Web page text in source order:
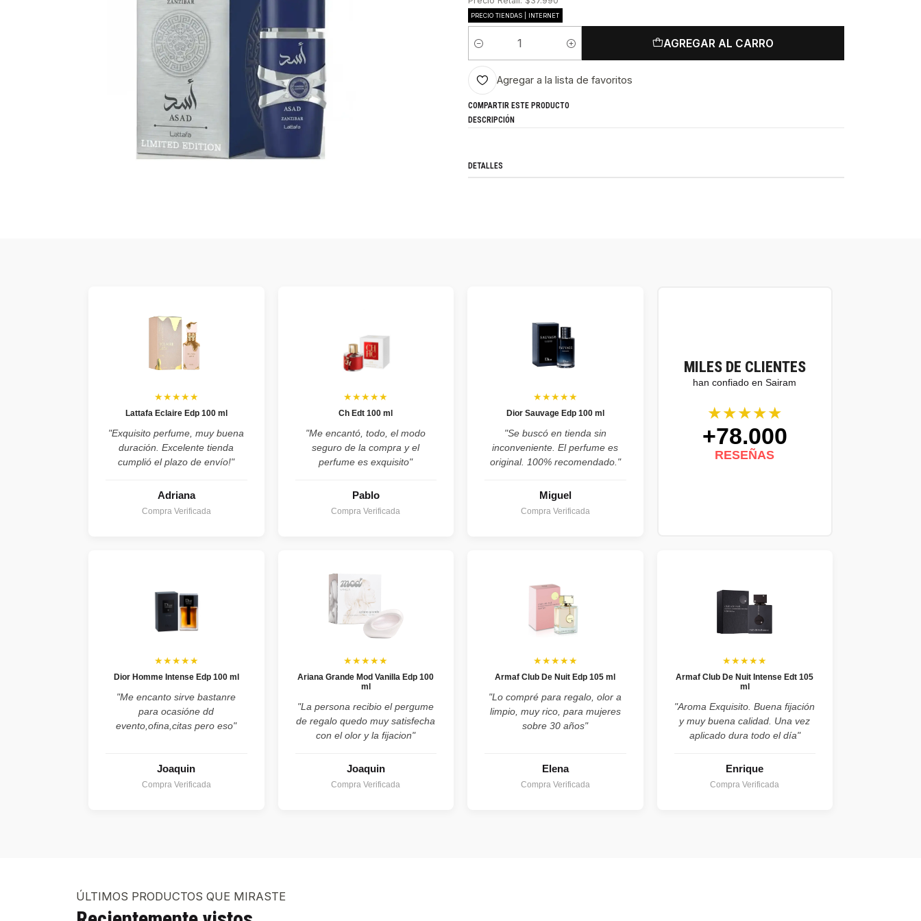
PRECIO TIENDAS | INTERNET
Cantidad
AGREGAR AL CARRO
Agregar a la lista de favoritos
COMPARTIR ESTE PRODUCTO
DESCRIPCIÓN
DETALLES
MILES DE CLIENTES
han confiado en Sairam
★★★★★
+78.000
RESEÑAS
★★★★★
Lattafa Eclaire Edp 100 ml
"Exquisito perfume, muy buena
duración. Excelente tienda
cumplió el plazo de envío!"
Adriana
Compra Verificada
★★★★★
Ch Edt 100 ml
"Me encantó, todo, el modo
seguro de la compra y el
perfume es exquisito"
Pablo
Compra Verificada
★★★★★
Dior Sauvage Edp 100 ml
"Se buscó en tienda sin
inconveniente. El perfume es
original. 100% recomendado."
Miguel
Compra Verificada
★★★★★
Dior Homme Intense Edp 100 ml
"Me encanto sirve bastanre
para ocasióne dd
evento,ofina,citas pero eso"
Joaquin
Compra Verificada
★★★★★
Ariana Grande Mod Vanilla Edp 100
ml
"La persona recibio el pergume
de regalo quedo muy satisfecha
con el olor y la fijacion"
Joaquin
Compra Verificada
★★★★★
Armaf Club De Nuit Edp 105 ml
"Lo compré para regalo, olor a
limpio, muy rico, para mujeres
sobre 30 años"
Elena
Compra Verificada
★★★★★
Armaf Club De Nuit Intense Edt 105
ml
"Aroma Exquisito. Buena fijación
y muy buena calidad. Una vez
aplicado dura todo el día"
Enrique
Compra Verificada
ÚLTIMOS PRODUCTOS QUE MIRASTE